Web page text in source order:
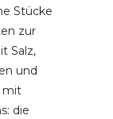
Stücke
zur
Salz,
und
mit
die